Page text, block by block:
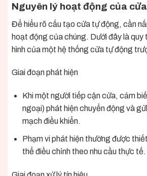
Nguyên lý hoạt động của
Để hiểu rõ cấu tạo cửa tự động, cần
hoạt động của chúng. Dưới đây là quy
hình của một hệ thống cửa tự động
Giai đoạn phát hiện
Khi một người tiếp cận cửa, cảm
ngoại) phát hiện chuyển động và
mạch điều khiển.
Phạm vi phát hiện thường được
thể điều chỉnh theo nhu cầu thực tế.